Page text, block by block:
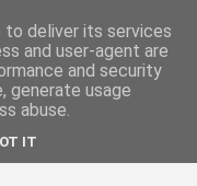
to deliver its services
and user-agent are
and security
generate usage
abuse.
IT